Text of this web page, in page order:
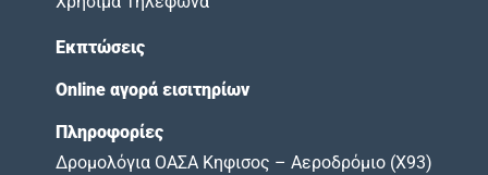
Εκπτώσεις
Online αγορά εισιτηρίων
Πληροφορίες
Δρομολόγια ΟΑΣΑ Κηφισος – Αεροδρόμιο (X93)